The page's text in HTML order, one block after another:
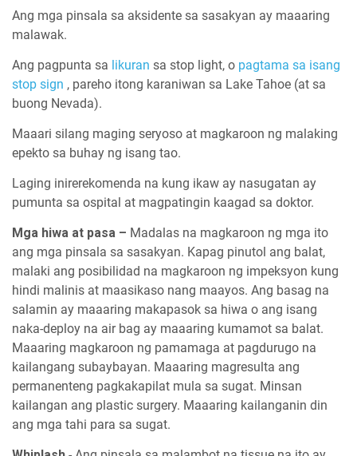
Ang mga pinsala sa aksidente sa sasakyan ay maaaring
malawak.
Ang pagpunta sa likuran sa stop light, o pagtama sa isang
stop sign , pareho itong karaniwan sa Lake Tahoe (at sa
buong Nevada).
Maaari silang maging seryoso at magkaroon ng malaking
epekto sa buhay ng isang tao.
Laging inirerekomenda na kung ikaw ay nasugatan ay
pumunta sa ospital at magpatingin kaagad sa doktor.
Mga hiwa at pasa – Madalas na magkaroon ng mga ito
ang mga pinsala sa sasakyan. Kapag pinutol ang balat,
malaki ang posibilidad na magkaroon ng impeksyon kung
hindi malinis at maasikaso nang maayos. Ang basag na
salamin ay maaaring makapasok sa hiwa o ang isang
naka-deploy na air bag ay maaaring kumamot sa balat.
Maaaring magkaroon ng pamamaga at pagdurugo na
kailangang subaybayan. Maaaring magresulta ang
permanenteng pagkakapilat mula sa sugat. Minsan
kailangan ang plastic surgery. Maaaring kailanganin din
ang mga tahi para sa sugat.